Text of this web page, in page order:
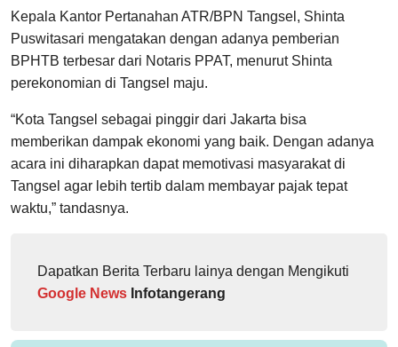
Kepala Kantor Pertanahan ATR/BPN Tangsel, Shinta
Puswitasari mengatakan dengan adanya pemberian
BPHTB terbesar dari Notaris PPAT, menurut Shinta
perekonomian di Tangsel maju.
“Kota Tangsel sebagai pinggir dari Jakarta bisa
memberikan dampak ekonomi yang baik. Dengan adanya
acara ini diharapkan dapat memotivasi masyarakat di
Tangsel agar lebih tertib dalam membayar pajak tepat
waktu,” tandasnya.
Dapatkan Berita Terbaru lainya dengan Mengikuti
Google News Infotangerang